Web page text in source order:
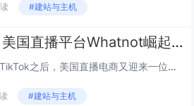
#建站与主机
TikTok出现对手，美国直播平台Whatnot崛起，有卖家周销百万美金
一、直播周销百万美金 继TikTok之后，美国直播电商又迎来一位重量级选手。 这便是美国直播购物平台Whatnot，...
#建站与主机